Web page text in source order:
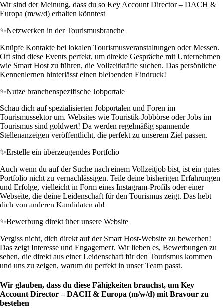
Wir sind der Meinung, dass du so Key Account Director – DACH &
Europa (m/w/d) erhalten könntest
✨Netzwerken in der Tourismusbranche
Knüpfe Kontakte bei lokalen Tourismusveranstaltungen oder Messen.
Oft sind diese Events perfekt, um direkte Gespräche mit Unternehmen
wie Smart Host zu führen, die Vollzeitkräfte suchen. Das persönliche
Kennenlernen hinterlässt einen bleibenden Eindruck!
✨Nutze branchenspezifische Jobportale
Schau dich auf spezialisierten Jobportalen und Foren im
Tourismussektor um. Websites wie Touristik-Jobbörse oder Jobs im
Tourismus sind goldwert! Da werden regelmäßig spannende
Stellenanzeigen veröffentlicht, die perfekt zu unserem Ziel passen.
✨Erstelle ein überzeugendes Portfolio
Auch wenn du auf der Suche nach einem Vollzeitjob bist, ist ein gutes
Portfolio nicht zu vernachlässigen. Teile deine bisherigen Erfahrungen
und Erfolge, vielleicht in Form eines Instagram-Profils oder einer
Webseite, die deine Leidenschaft für den Tourismus zeigt. Das hebt
dich von anderen Kandidaten ab!
✨Bewerbung direkt über unsere Website
Vergiss nicht, dich direkt auf der Smart Host-Website zu bewerben!
Das zeigt Interesse und Engagement. Wir lieben es, Bewerbungen zu
sehen, die direkt aus einer Leidenschaft für den Tourismus kommen
und uns zu zeigen, warum du perfekt in unser Team passt.
Wir glauben, dass du diese Fähigkeiten brauchst, um Key
Account Director – DACH & Europa (m/w/d) mit Bravour zu
bestehen